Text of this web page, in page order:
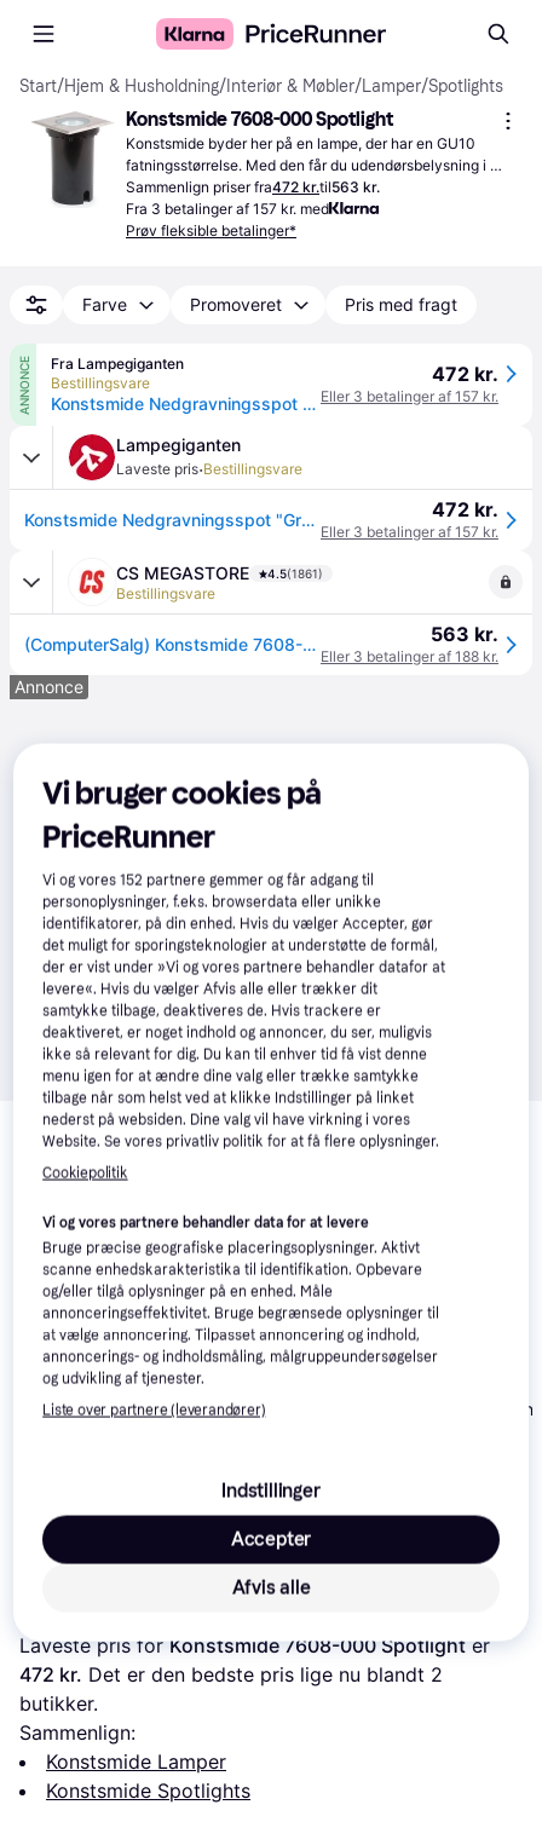
Start/Hjem & Husholdning/ Interiør & Møbler/Lamper/Spotlights
Konstsmide 7608-000 Spotlight
Konstsmide byder her på en lampe, der har en GU10
fatningsstørrelse. Med den får du udendørsbelysning i
haven eller ved terrassen.
Sammenlign priser fra472 kr.til563 kr.
Fra 3 betalinger af 157 kr. med
Prøv fleksible betalinger*
Farve Promoveret Pris med fragt
ANNONCE
Fra Lampegiganten
Bestillingsvare
Konstsmide Nedgravningsspot "Ground Spot", firkantet HALOGEN, Aluminium/grå/zink, Rustfrit stål, Moderne, Firkantede downlight
472 kr.
Eller 3 betalinger af 157 kr.
Lampegiganten
Laveste pris·Bestillingsvare
Konstsmide Nedgravningsspot "Ground Spot", firkantet HALOGEN, Aluminium/grå/zink, Rustfrit stål, Moderne, Firkantede downlight 472 kr.
Eller 3 betalinger af 157 kr.
CS MEGASTORE 4.5(1861)
Bestillingsvare
(ComputerSalg) Konstsmide 7608-000, Indbygget lysplade, 1 pære(r ), Fluorescerende, Sort, Sølv 563 kr.
Eller 3 betalinger af 188 kr.
Annonce
Relaterede produkter
interesser. Vis alle
-32 kr.
96 kr.
Brumberg 39484183
419 kr.
140 kr.
SG
Læs om produktet
Laveste pris for Konstsmide 7608-000 Spotlight
er
472 kr. Det er den bedste pris lige nu blandt 2
butikker.
Sammenlign:
Konstsmide Lamper
Konstsmide Spotlights
Vi bruger cookies på
PriceRunner
Vi og vores152 partnere gemmer og får adgang til
personoplysninger, f.eks. browserdata eller unikke
identifikatorer, på din enhed. Hvis du vælger Accepter, gør
det muligt for sporingsteknologier at understøtte de formål,
der er vist under »Vi og vores partnere behandler datafor at
levere«. Hvis du vælger Afvis alle eller trækker dit
samtykke tilbage, deaktiveres de. Hvis trackere er
deaktiveret, er noget indhold og annoncer, du ser, muligvis
ikke så relevant for dig. Du kan til enhver tid få vist denne
menu igen for at ændre dine valg eller trække samtykke
tilbage når som helst ved at klikke Indstillinger på linket
nederst på websiden. Dine valg vil have virkning i vores
Website. Se vores privatliv politik for at få flere oplysninger.
Cookiepolitik
Vi og vores partnere behandler data for at levere
Bruge præcise geografiske placeringsoplysninger. Aktivt
scanne enhedskarakteristika til identifikation. Opbevare
og/eller tilgå oplysninger på en enhed. Måle
annonceringseffektivitet. Bruge begrænsede oplysninger til
at vælge annoncering. Tilpasset annoncering og indhold,
annoncerings- og indholdsmåling, målgruppeundersøgelser
og udvikling af tjenester.
Liste over partnere (leverandører)
Indstillinger
Afvis alle
Accepter